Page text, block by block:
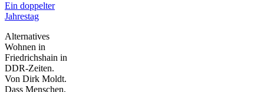
Ein doppelter
Jahrestag
Alternatives
Wohnen in
Friedrichshain in
DDR-Zeiten.
Von Dirk Moldt.
Dass Menschen,